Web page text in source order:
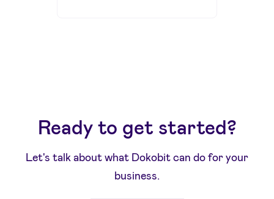
Ready to get started?
Let's talk about what Dokobit can do for your
business.